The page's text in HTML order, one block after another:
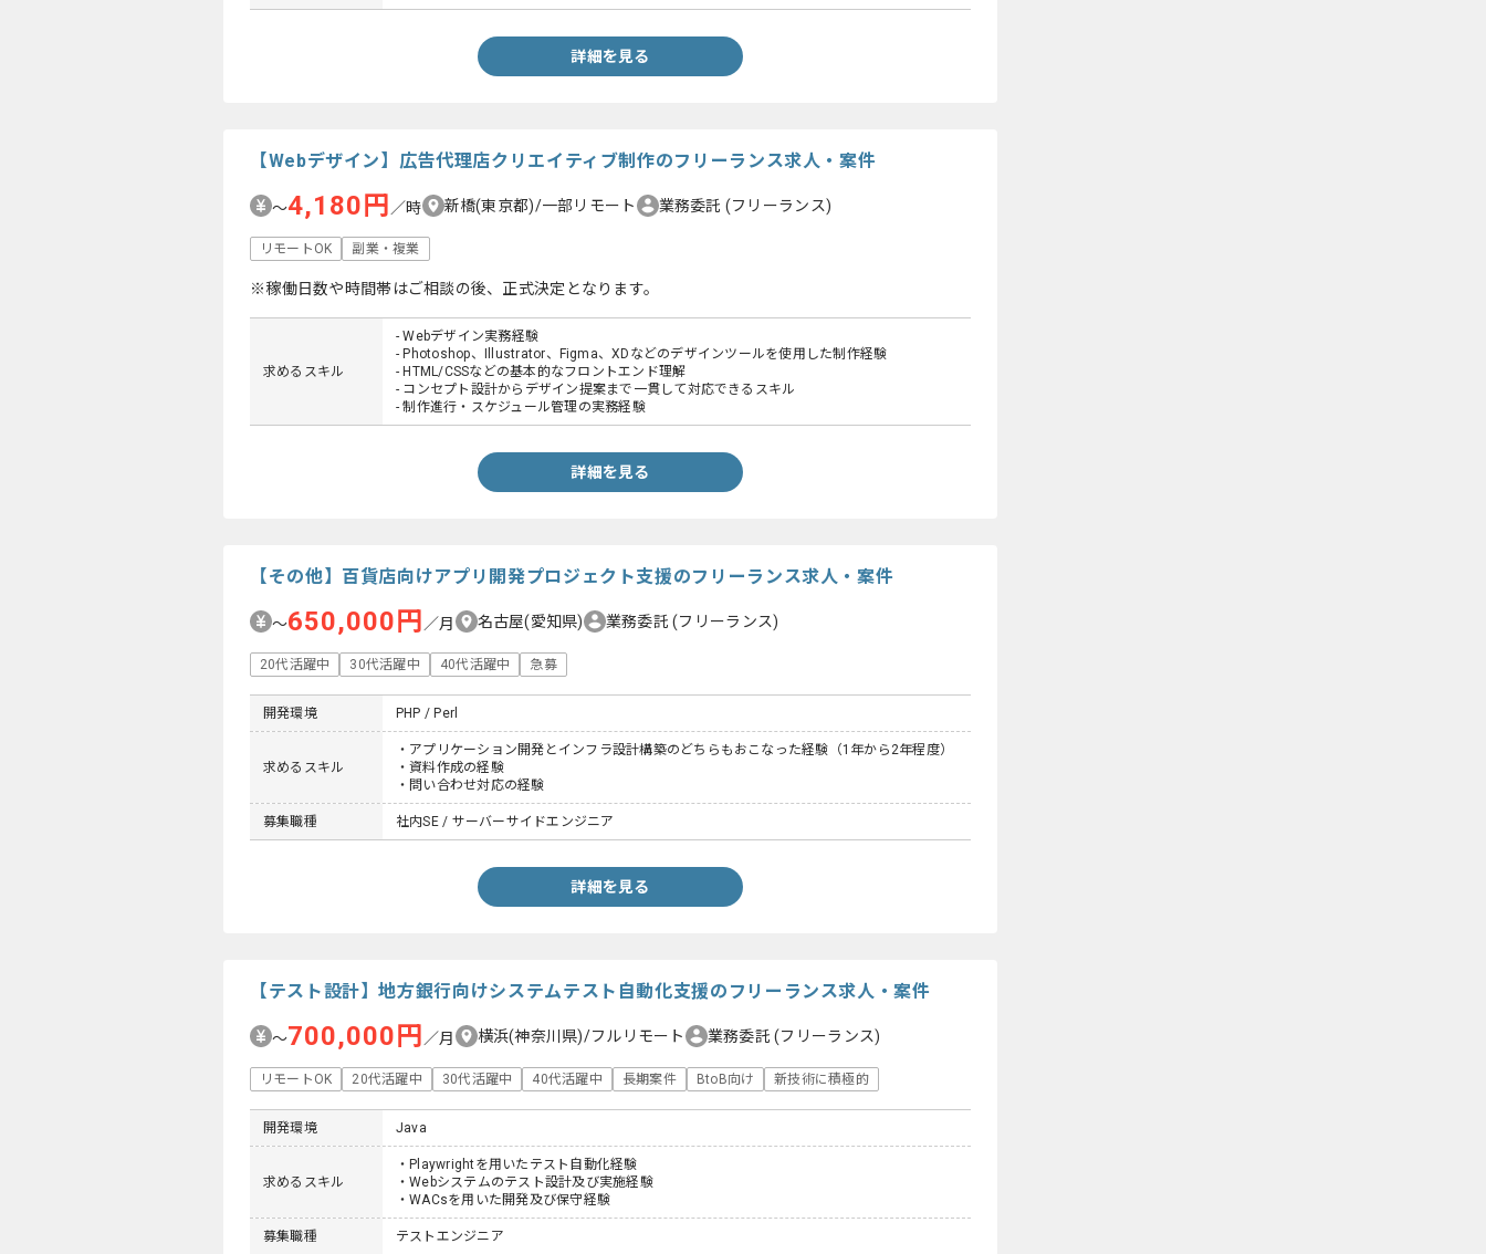
詳細を見る
【Webデザイン】広告代理店クリエイティブ制作のフリーランス求人・案件
〜4,180円／時 新橋(東京都)/一部リモート 業務委託 (フリーランス)
リモートOK 副業・複業
※稼働日数や時間帯はご相談の後、正式決定となります。
求めるスキル
- Webデザイン実務経験
- Photoshop、Illustrator、Figma、XDなどのデザインツールを使用した制作経験
- HTML/CSSなどの基本的なフロントエンド理解
- コンセプト設計からデザイン提案まで一貫して対応できるスキル
- 制作進行・スケジュール管理の実務経験
詳細を見る
【その他】百貨店向けアプリ開発プロジェクト支援のフリーランス求人・案件
〜650,000円 ／月 名古屋(愛知県) 業務委託(フリーランス)
20代活躍中 30代活躍中 40代活躍中 急募
開発環境 PHP / Perl
求めるスキル
・アプリケーション開発とインフラ設計構築のどちらもおこなった経験（1年から2年程度）
・資料作成の経験
・問い合わせ対応の経験
募集職種 社内SE / サーバーサイドエンジニア
詳細を見る
【テスト設計】地方銀行向けシステムテスト自動化支援のフリーランス求人・案件
〜700,000円 ／月 横浜(神奈川県)/フルリモート 業務委託(フリーランス)
リモートOK 20代活躍中 30代活躍中 40代活躍中 長期案件 BtoB向け 新技術に積極的
開発環境 Java
求めるスキル
・Playwrightを用いたテスト自動化経験
・Webシステムのテスト設計及び実施経験
・WACsを用いた開発及び保守経験
募集職種 テストエンジニア